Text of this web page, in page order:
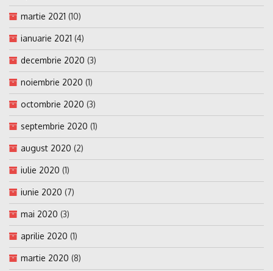
martie 2021 (10)
ianuarie 2021 (4)
decembrie 2020 (3)
noiembrie 2020 (1)
octombrie 2020 (3)
septembrie 2020 (1)
august 2020 (2)
iulie 2020 (1)
iunie 2020 (7)
mai 2020 (3)
aprilie 2020 (1)
martie 2020 (8)